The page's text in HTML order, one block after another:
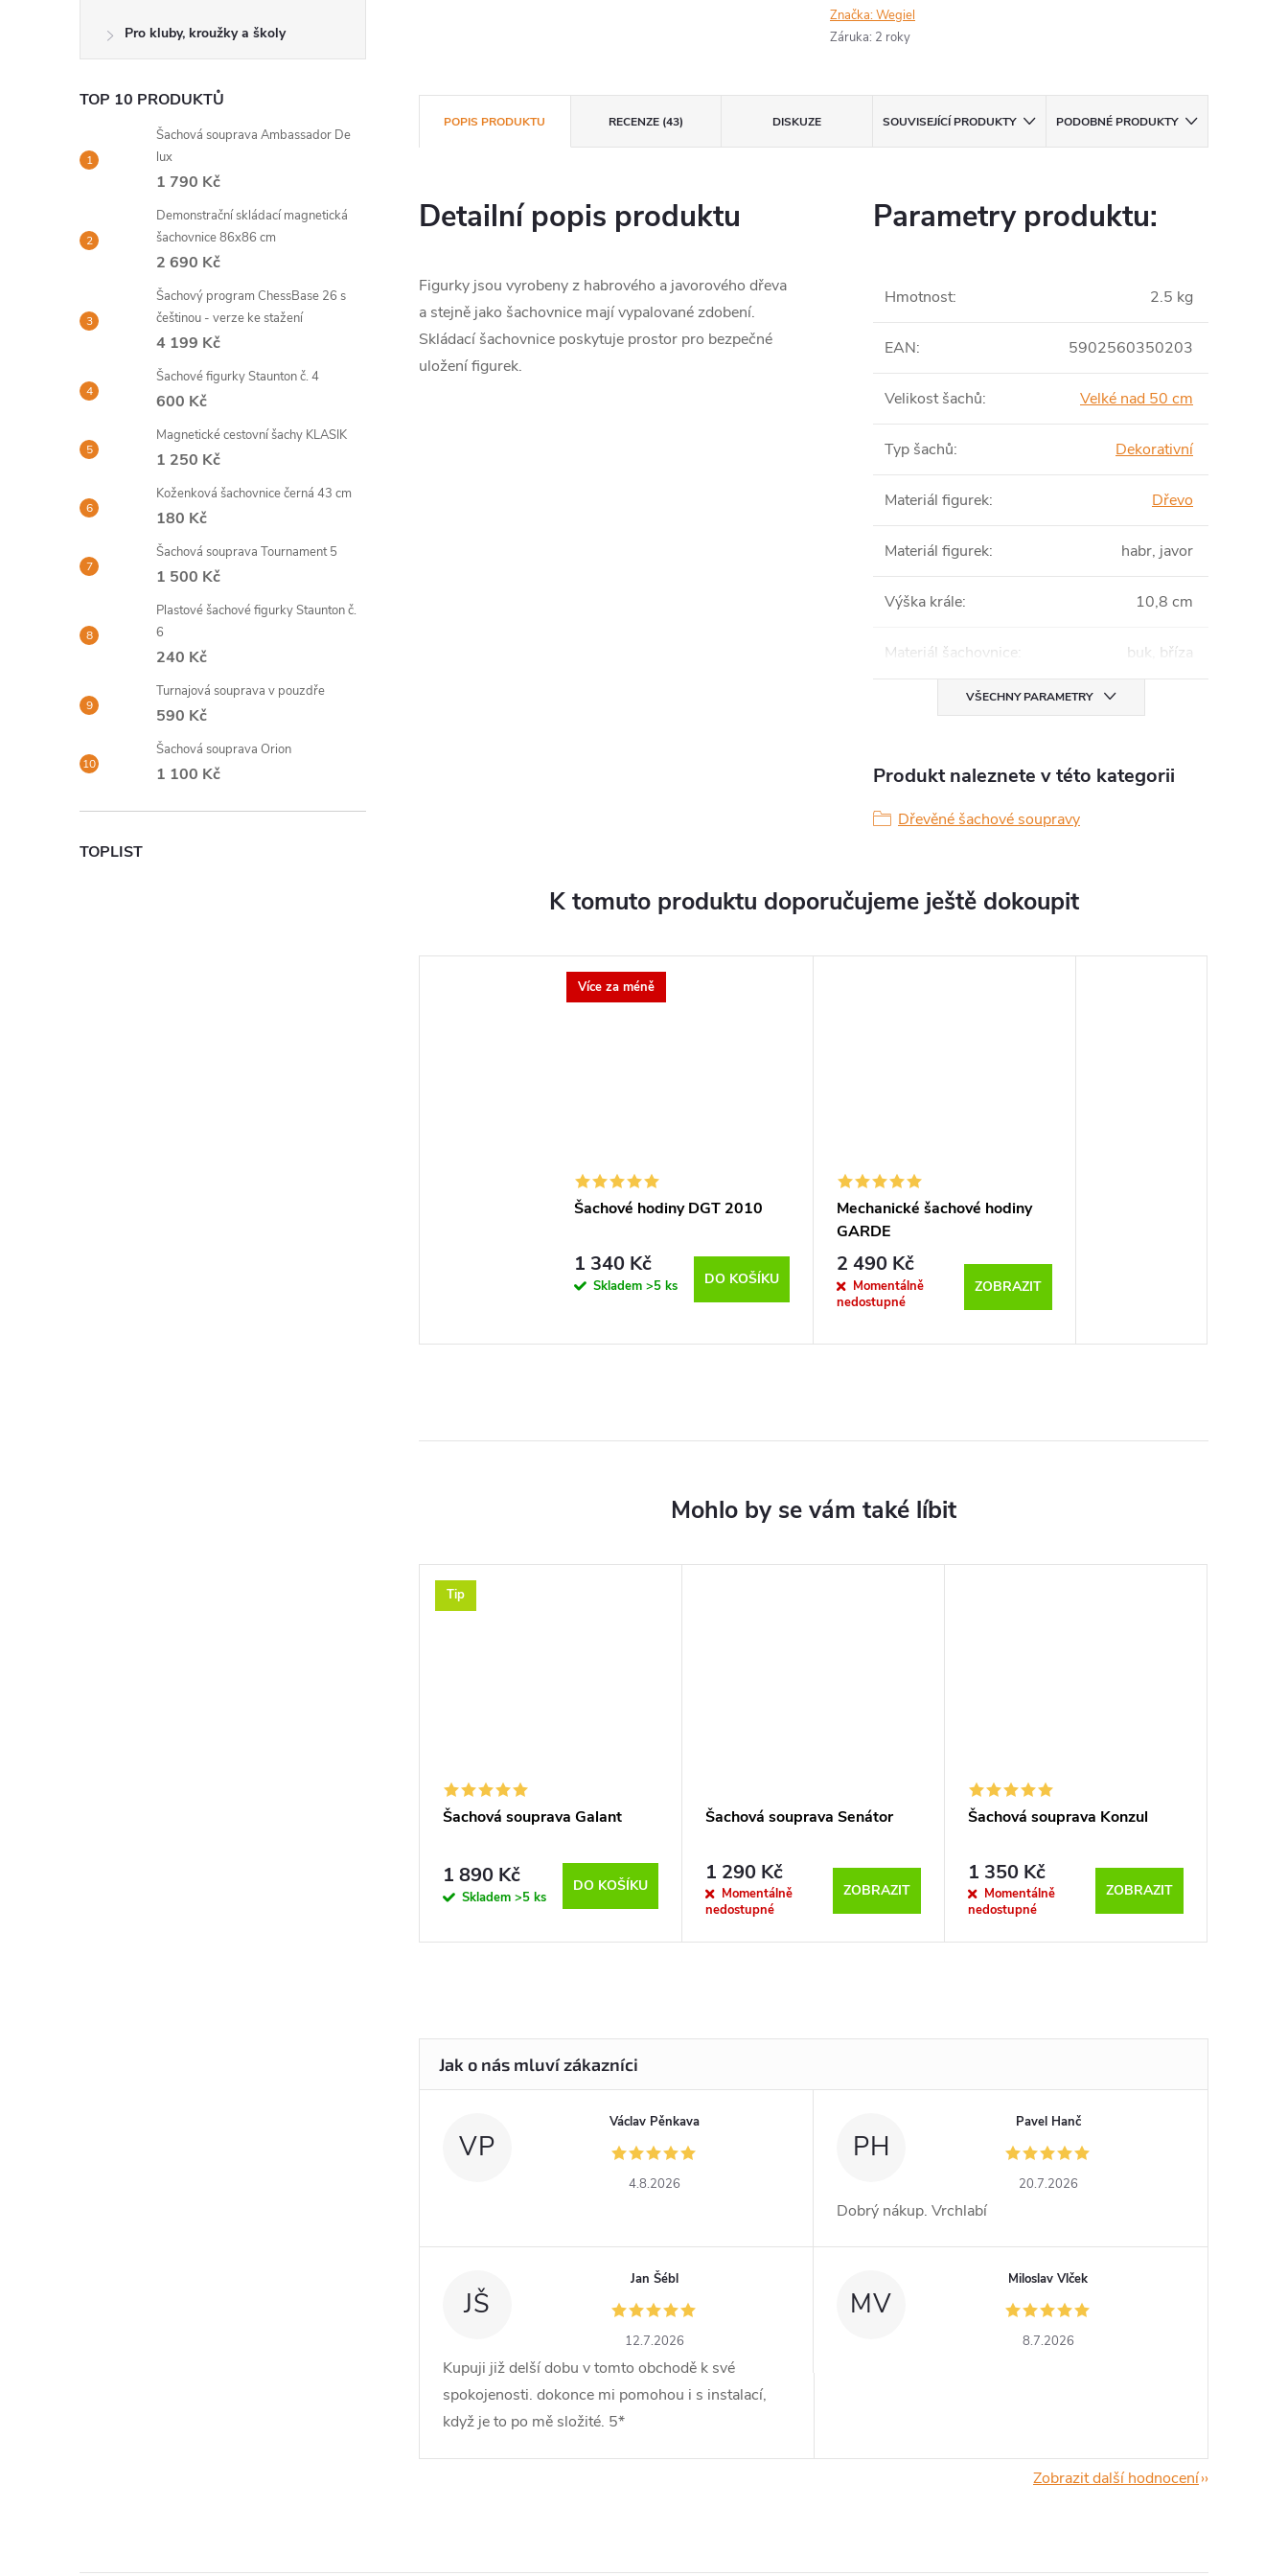
Pro kluby, kroužky a školy
TOP 10 PRODUKTŮ
Šachová souprava Ambassador De
lux
1 790 Kč
Demonstrační skládací magnetická
šachovnice 86x86 cm
2 690 Kč
Šachový program ChessBase 26 s
češtinou - verze ke stažení
4 199 Kč
Šachové figurky Staunton č. 4
600 Kč
Magnetické cestovní šachy KLASIK
1 250 Kč
Koženková šachovnice černá 43 cm
180 Kč
Šachová souprava Tournament 5
1 500 Kč
Plastové šachové figurky Staunton č.
6
240 Kč
Turnajová souprava v pouzdře
590 Kč
Šachová souprava Orion
1 100 Kč
TOPLIST
Značka:Wegiel
Záruka: 2 roky
POPIS PRODUKTU RECENZE (43) DISKUZE SOUVISEJÍCÍ PRODUKTY PODOBNÉ PRODUKTY
Detailní popis produktu
Figurky jsou vyrobeny z habrového a javorového dřeva
a stejně jako šachovnice mají vypalované zdobení.
Skládací šachovnice poskytuje prostor pro bezpečné
uložení figurek.
Parametry produktu:
Hmotnost: 2.5 kg
EAN: 5902560350203
Velikost šachů: Velké nad 50 cm
Typ šachů: Dekorativní
Materiál figurek: Dřevo
Materiál figurek: habr, javor
Výška krále: 10,8 cm
Materiál šachovnice: buk, bříza
VŠECHNY PARAMETRY
Produkt naleznete v této kategorii
Dřevěné šachové soupravy
K tomuto produktu doporučujeme ještě dokoupit
Více za méně
Šachové hodiny DGT 2010
1 340 Kč
Skladem >5 ks DO KOŠÍKU
Mechanické šachové hodiny
GARDE
2 490 Kč
Momentálně
nedostupné
ZOBRAZIT
Tip
Šachová souprava Galant
1 890 Kč
Skladem >5 ks
DO KOŠÍKU
Šachová souprava Senátor
1 290 Kč
Momentálně
nedostupné
ZOBRAZIT
Šachová souprava Konzul
1 350 Kč
Momentálně
nedostupné
ZOBRAZIT
VP
Václav Pěnkava
4.8.2026
PH
Pavel Hanč
20.7.2026
Dobrý nákup. Vrchlabí
JŠ
Jan Šébl
12.7.2026
Kupuji již delší dobu v tomto obchodě k své
spokojenosti. dokonce mi pomohou i s instalací,
když je to po mě složité. 5*
MV
Miloslav Vlček
8.7.2026
Zobrazit další hodnocení